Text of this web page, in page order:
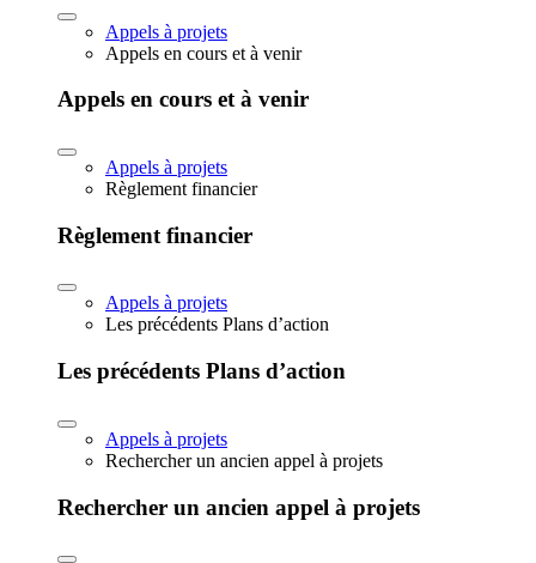
Appels à projets
Appels en cours et à venir
Appels en cours et à venir
Appels à projets
Règlement financier
Règlement financier
Appels à projets
Les précédents Plans d’action
Les précédents Plans d’action
Appels à projets
Rechercher un ancien appel à projets
Rechercher un ancien appel à projets